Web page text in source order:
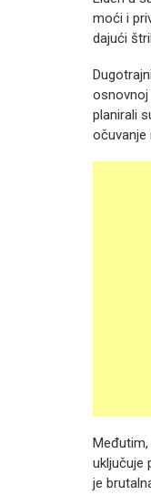
moći i
dajući
osnovnoj
planirali
očuvanje
uključuje
je